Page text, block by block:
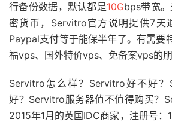
行备份数据，默认都是10Gbps带宽
密货币，Servitro官方说明提供7天
Paypal支付等于能保半年了。有需要
福vps、国外特价vps、免备案vps的朋
Servitro怎么样？Servitro好不好
好？Servitro服务器值不值得购买？
2015年1月的英国IDC商家，注册号